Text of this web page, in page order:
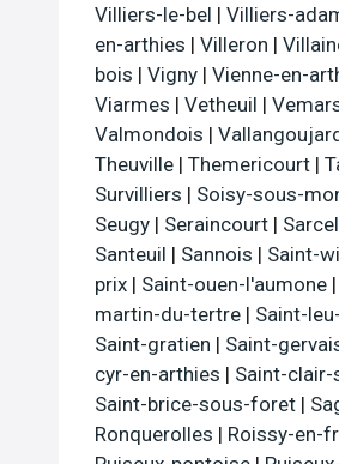
Villiers-le-bel | Villiers-
en-arthies | Villeron |
bois | Vigny | Vienne-en-
Viarmes | Vetheuil |
Valmondois |
Theuville | Themericourt |
Survilliers | Soisy-sous-
Seugy | Seraincourt |
Santeuil | Sannois | Saint-
prix | Saint-ouen-l'aumone |
martin-du-tertre | Saint-
Saint-gratien | Saint-
cyr-en-arthies | Saint-
Saint-brice-sous-foret |
Ronquerolles | Roissy-en-